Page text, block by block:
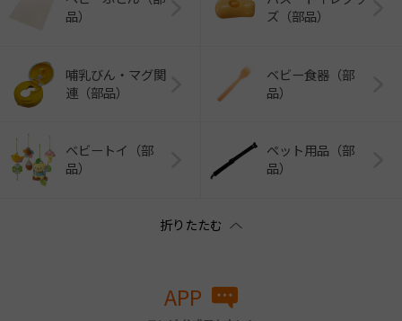
品）
ズ（部品）
哺乳びん・マグ関
連（部品）
ベビー食器（部
品）
ベビートイ（部
品）
ペット用品（部
品）
APP